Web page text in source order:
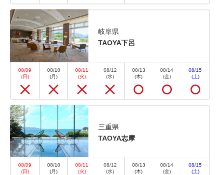
喫。 さらに、宿泊者しか手に入らない【豪華ノベル
ティ5点セ...
空室なし
空室カレンダー
おすすめ 選べるオプション
岐阜県
TAOYA下呂
08/09
(日)
08/10
(月)
08/11
(火)
08/12
(水)
08/13
(木)
08/14
(金)
08/15
(土)
三重県
TAOYA志摩
08/09
(日)
08/10
(月)
08/11
(火)
08/12
(水)
08/13
(木)
08/14
(金)
08/15
(土)